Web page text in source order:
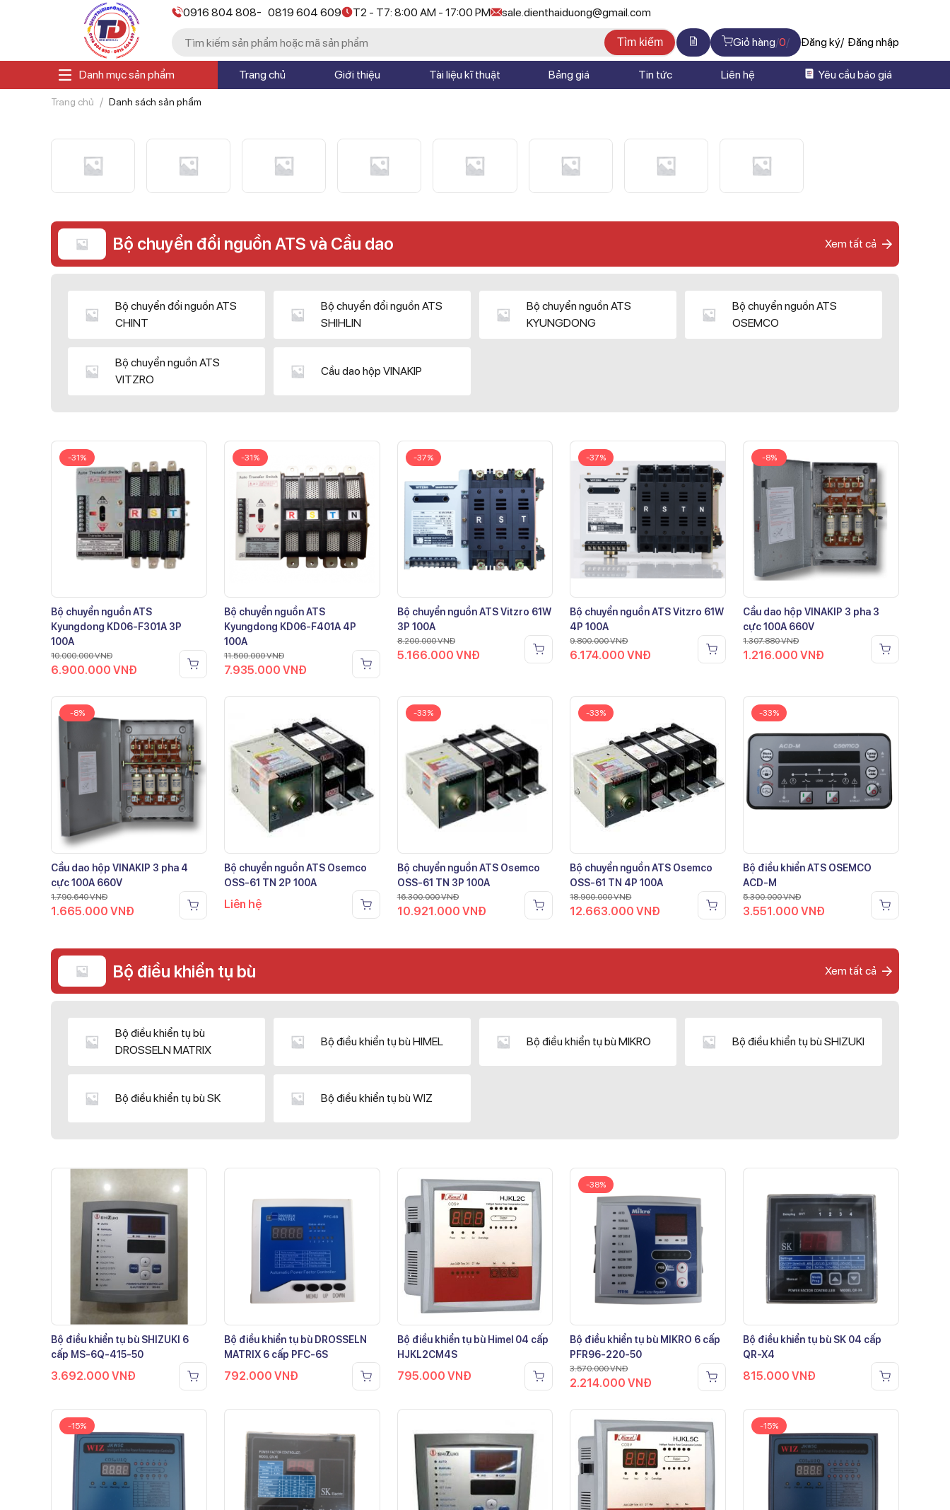
0916 804 808- 0819 604 609 T2 - T7: 8:00 AM - 17:00 PM sale.dienthaiduong@gmail.com
Tìm kiếm Giỏ hàng 0 Đăng ký Đăng nhập
Danh mục sản phẩm Trang chủ Giới thiệu Tài liệu kĩ thuật Bảng giá Tin tức Liên hệ Yêu cầu báo giá
Trang chủ Danh sách sản phẩm
Bộ chuyển đổi nguồn ATS và Cầu dao Xem tất cả
Bộ chuyển đổi nguồn ATS
CHINT
Bộ chuyển đổi nguồn ATS
SHIHLIN
Bộ chuyển nguồn ATS
KYUNGDONG
Bộ chuyển nguồn ATS
OSEMCO
Bộ chuyển nguồn ATS
VITZRO
Cầu dao hộp VINAKIP
-31%
Bộ chuyển nguồn ATS
Kyungdong KD06-F301A 3P
100A
10.000.000VNĐ
6.900.000 VNĐ
-31%
Bộ chuyển nguồn ATS
Kyungdong KD06-F401A 4P
100A
11.500.000VNĐ
7.935.000 VNĐ
-37%
Bộ chuyển nguồn ATS Vitzro 61W
3P 100A
8.200.000VNĐ
5.166.000 VNĐ
-37%
Bộ chuyển nguồn ATS Vitzro 61W
4P 100A
9.800.000VNĐ
6.174.000VNĐ
-8%
Cầu dao hộp VINAKIP 3 pha 3
cực 100A 660V
1.307.880VNĐ
1.216.000VNĐ
-8%
Cầu dao hộp VINAKIP 3 pha 4
cực 100A 660V
1.790.640VNĐ
1.665.000 VNĐ
Bộ chuyển nguồn ATS Osemco
OSS-61 TN 2P 100A
Liên hệ
-33%
Bộ chuyển nguồn ATS Osemco
OSS-61 TN 3P 100A
16.300.000VNĐ
10.921.000 VNĐ
-33%
Bộ chuyển nguồn ATS Osemco
OSS-61 TN 4P 100A
18.900.000VNĐ
12.663.000VNĐ
-33%
Bộ điều khiển ATS OSEMCO
ACD-M
5.300.000VNĐ
3.551.000VNĐ
Bộ điều khiển tụ bù Xem tất cả
Bộ điều khiển tụ bù
DROSSELN MATRIX
Bộ điều khiển tụ bù HIMEL Bộ điều khiển tụ bù MIKRO Bộ điều khiển tụ bù SHIZUKI
Bộ điều khiển tụ bù SK Bộ điều khiển tụ bù WIZ
Bộ điều khiển tụ bù SHIZUKI 6
cấp MS-6Q-415-50
3.692.000 VNĐ
Bộ điều khiển tụ bù DROSSELN
MATRIX 6 cấp PFC-6S
792.000 VNĐ
Bộ điều khiển tụ bù Himel 04 cấp
HJKL2CM4S
795.000 VNĐ
-38%
Bộ điều khiển tụ bù MIKRO 6 cấp
PFR96-220-50
3.570.000VNĐ
2.214.000VNĐ
Bộ điều khiển tụ bù SK 04 cấp
QR-X4
815.000VNĐ
-15% -15%